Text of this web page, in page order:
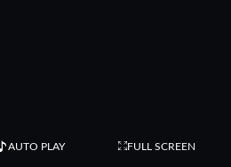
AUTO PLAY FULL SCREEN